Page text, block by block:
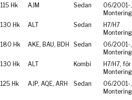
115 Hk AJM Sedan
06/2001-,
130 Hk ALT Sedan
H7/H7
180 Hk AKE, BAU, BDH Sedan
06/2001-,
130 Hk ALT Kombi
H7/H7,
125 Hk AJP, AQE, ARH Sedan
06/2001-,